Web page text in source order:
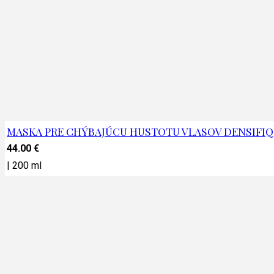
MASKA PRE CHÝBAJÚCU HUSTOTU VLASOV
44.00€
|200 ml